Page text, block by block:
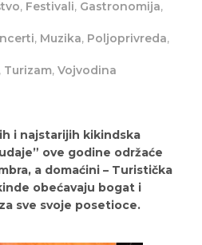
, Festivali, Gastronomija,
, Muzika, Poljoprivreda,
, Turizam, Vojvodina
i najstarijih kikindska
ove godine održaće
a domaćini – Turistička
obećavaju bogat i
sve svoje posetioce.